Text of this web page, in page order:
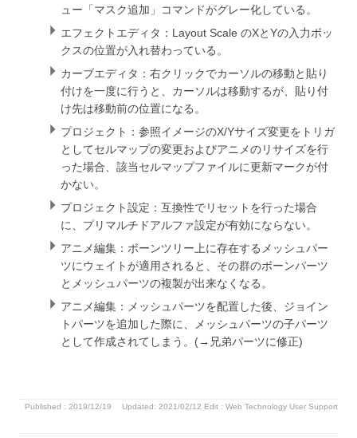
ュー「マスク追加」コマンドがグレー化している。
エフェクトエディタ：Layout Scale のXとYの入力ボッ
クスの位置が入れ替わっている。
カーブエディタ：右クリックでカーソルの移動と貼り
付けを一度に行うと、カーソルは移動するが、貼り付
け先は移動前の位置になる。
プロジェクト：参照イメージのX/Yサイズ変更をトリガ
としてセルマップの変更およびアニメのリサイズを行
った場合、該当セルマップファイルに更新マークが付
かない。
プロジェクト設定：互換性でリセットを行った場合
に、プリマルチドアルファ設定が有効にならない。
アニメ編集：ボーンツリー上に存在するメッシュパー
ツにウェイトが適用されると、その群のボーンパーツ
とメッシュパーツの複製が出来なくなる。
アニメ編集：メッシュパーツを配置した後、ジョイン
トパーツを追加した際に、メッシュパーツの子パーツ
として作成されてしまう。(→兄弟パーツに修正)
Published : 2019/12/19 Updated: 2021/02/12 Edit : Web Technology User Support